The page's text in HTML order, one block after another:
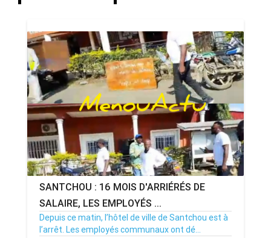
SANTCHOU : 16 MOIS D'ARRIÉRÉS DE
SALAIRE, LES EMPLOYÉS ...
Depuis ce matin, l’hôtel de ville de Santchou est à
l’arrêt. Les employés communaux ont dé...